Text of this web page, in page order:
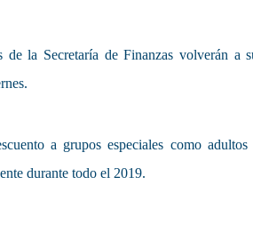
la Secretaría de Finanzas volverán a
a grupos especiales como adultos
durante todo el 2019.